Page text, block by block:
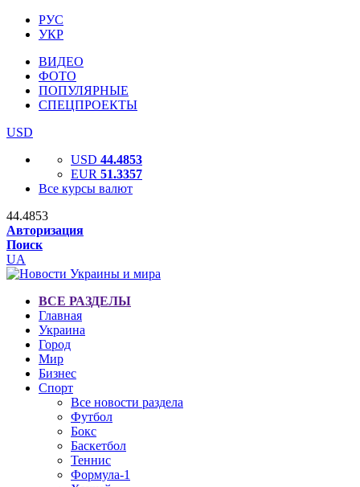
РУС
УКР
ВИДЕО
ФОТО
ПОПУЛЯРНЫЕ
СПЕЦПРОЕКТЫ
USD
USD 44.4853
EUR 51.3357
Все курсы валют
44.4853
Авторизация
Поиск
UA
ВСЕ РАЗДЕЛЫ
Главная
Украина
Город
Мир
Бизнес
Спорт
Все новости раздела
Футбол
Бокс
Баскетбол
Теннис
Формула-1